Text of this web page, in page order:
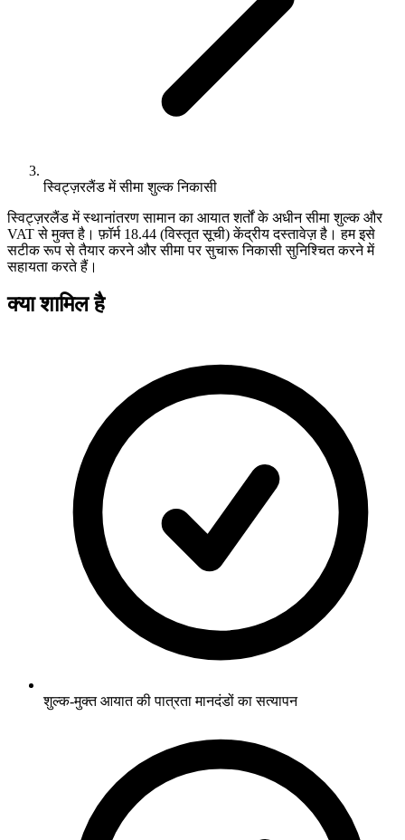
स्विट्ज़रलैंड में सीमा शुल्क निकासी
स्विट्ज़रलैंड में स्थानांतरण सामान का आयात शर्तों के अधीन सीमा शुल्क और
VAT से मुक्त है। फ़ॉर्म 18.44 (विस्तृत सूची) केंद्रीय दस्तावेज़ है। हम इसे
सटीक रूप से तैयार करने और सीमा पर सुचारू निकासी सुनिश्चित करने में
सहायता करते हैं।
क्या शामिल है
शुल्क-मुक्त आयात की पात्रता मानदंडों का सत्यापन